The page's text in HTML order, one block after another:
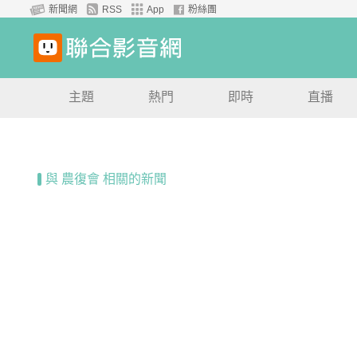
新聞網 RSS App 粉絲團
主題 熱門 即時 直播
與 農復會 相關的新聞